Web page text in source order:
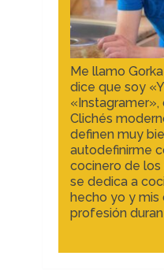
Me llamo
dice que soy
«Instagramer»,
Clichés
definen muy
autodefinirme
cocinero de
se dedica a
hecho yo y
profesión